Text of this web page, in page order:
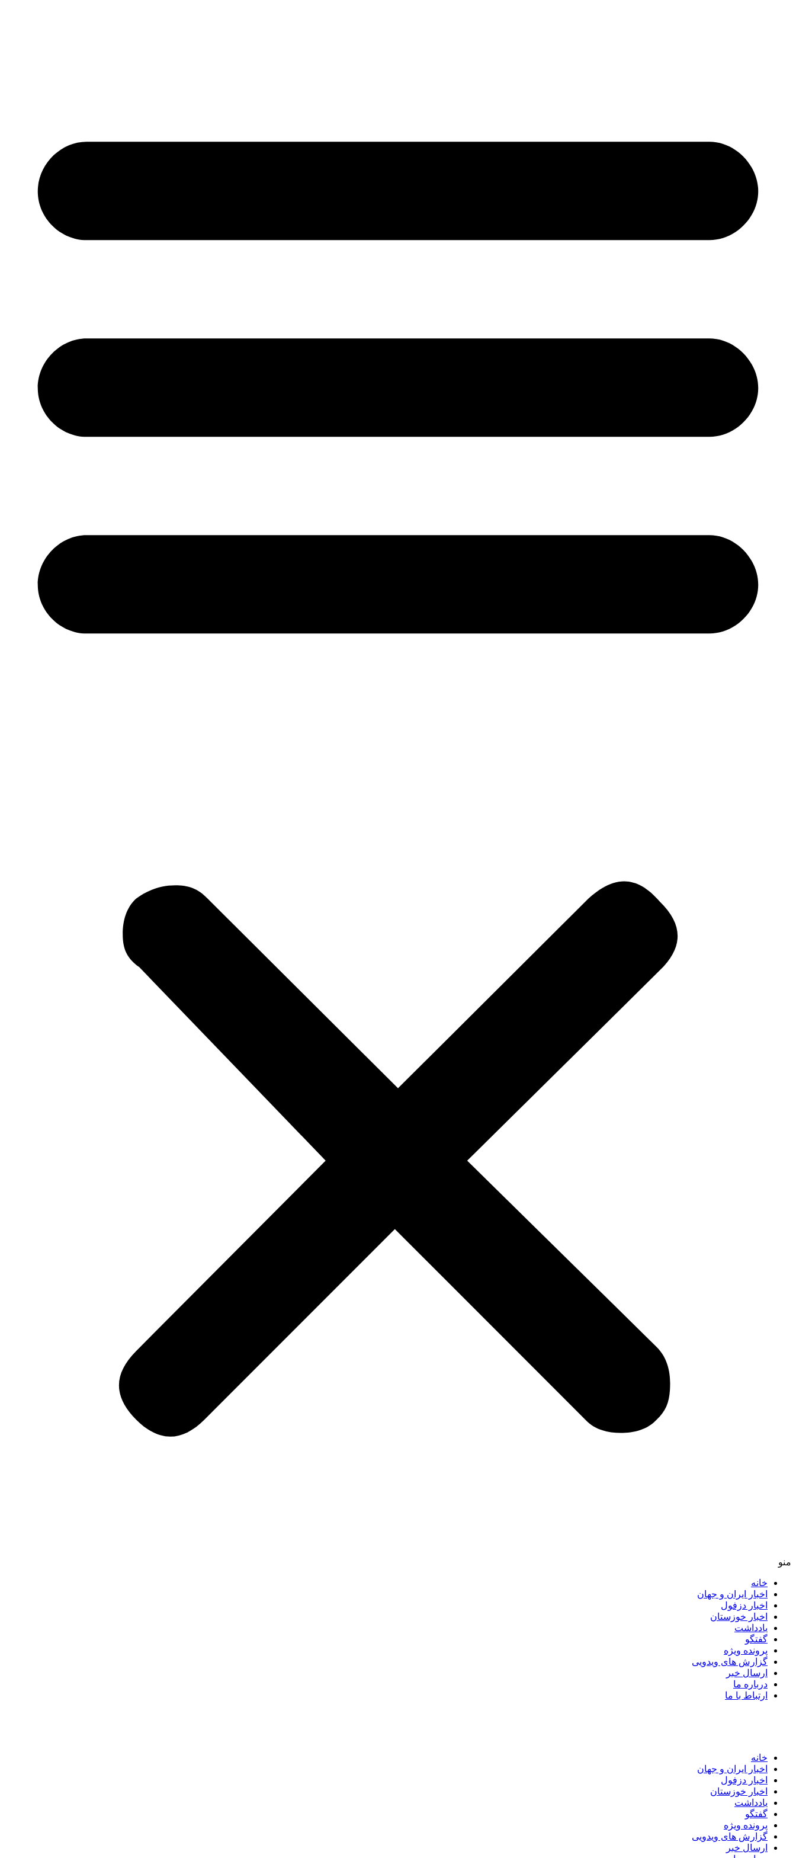
منو
خانه
اخبار ایران و جهان
اخبار دزفول
اخبار خوزستان
یادداشت
گفتگو
پرونده ویژه
گزارش های ویدویی
ارسال خبر
درباره ما
ارتباط با ما
خانه
اخبار ایران و جهان
اخبار دزفول
اخبار خوزستان
یادداشت
گفتگو
پرونده ویژه
گزارش های ویدویی
ارسال خبر